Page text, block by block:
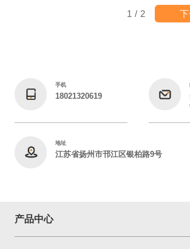
1 / 2
手机
18021320619
地址
江苏省扬州市邗江区银柏路9号
产品中心